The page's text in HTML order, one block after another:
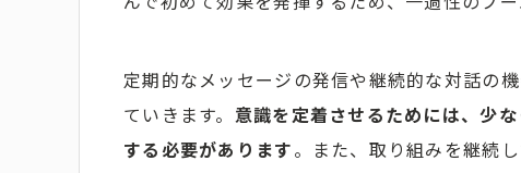
定期的なメッセージの発信や継続的な対話の
ていきます。 意識を定着させるためには、少
する必要があります。また、取り組みを継続